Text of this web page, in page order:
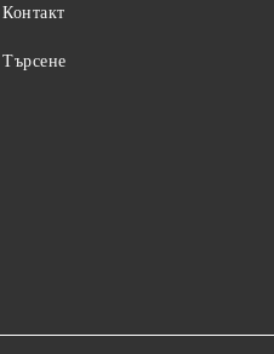
Контакт
Търсене